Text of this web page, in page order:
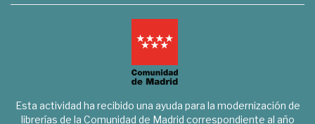
Esta actividad ha recibido una ayuda para la modernización de
librerías de la Comunidad de Madrid correspondiente al año